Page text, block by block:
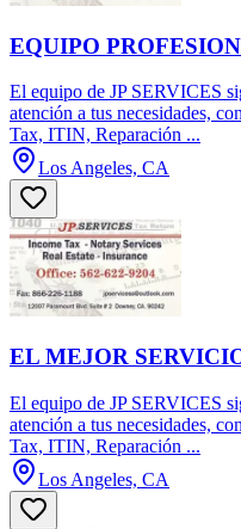
EQUIPO
El equipo de JP SERVICES
atención a tus necesidades,
Tax, ITIN, Reparación ...
Los Angeles, CA
EL MEJOR
El equipo de JP SERVICES
atención a tus necesidades,
Tax, ITIN, Reparación ...
Los Angeles, CA